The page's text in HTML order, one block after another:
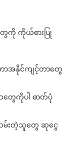
ကို ကိုယ်စားပြု
တာအနိုင်ကျင့်တာတွေ
တွေကိုပါ ဓာတ်ပုံ
ထမ်းတဲ့သူတွေ ဆုငွေ